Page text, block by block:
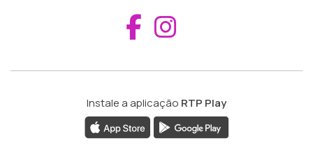
Aceder ao
Instale a aplicação RTP Play